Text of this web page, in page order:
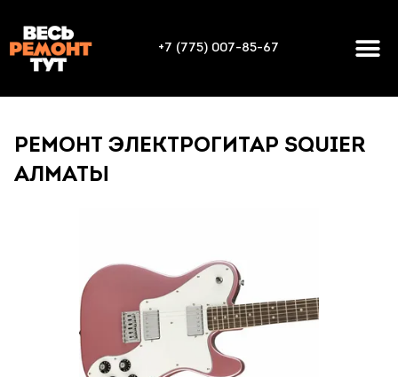
+7 (775) 007-85-67
РЕМОНТ ЭЛЕКТРОГИТАР SQUIER
АЛМАТЫ